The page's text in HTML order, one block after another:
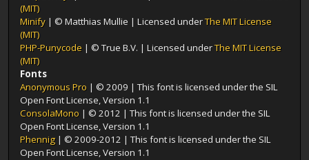
(MIT)
Minify | © Matthias Mullie | Licensed underThe MIT License
(MIT)
PHP-Punycode | © True B.V. | Licensed underThe MIT License
(MIT)
Fonts
Anonymous Pro | © 2009 | This font is licensed under the SIL
Open Font License, Version 1.1
ConsolaMono | © 2012 | This font is licensed under the SIL
Open Font License, Version 1.1
Phennig| © 2009-2012 | This font is licensed under the SIL
Open Font License, Version 1.1